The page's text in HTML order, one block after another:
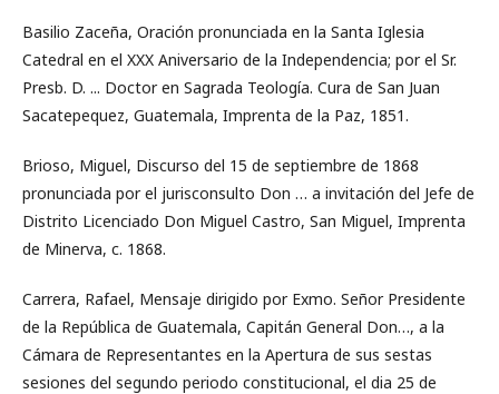
Basilio Zaceña, Oración pronunciada en la Santa Iglesia
Catedral en el XXX Aniversario de la Independencia; por el Sr.
Presb. D. ... Doctor en Sagrada Teología. Cura de San Juan
Sacatepequez, Guatemala, Imprenta de la Paz, 1851.
Brioso, Miguel, Discurso del 15 de septiembre de 1868
pronunciada por el jurisconsulto Don … a invitación del Jefe de
Distrito Licenciado Don Miguel Castro, San Miguel, Imprenta
de Minerva, c. 1868.
Carrera, Rafael, Mensaje dirigido por Exmo. Señor Presidente
de la República de Guatemala, Capitán General Don…, a la
Cámara de Representantes en la Apertura de sus sestas
sesiones del segundo periodo constitucional, el dia 25 de